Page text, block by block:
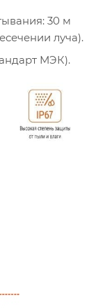
30 м
луча).
МЭК).